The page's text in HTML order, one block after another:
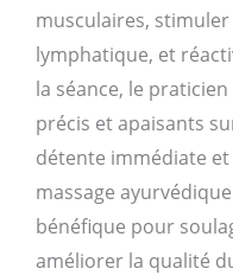
musculaires,
lymphatique, et
la séance, le
précis et apaisants
détente immédiate
massage
bénéfique pour
améliorer la qualité